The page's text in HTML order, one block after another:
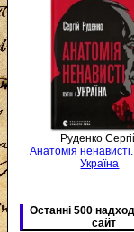
Руденко
Анатомія ненависті.
Україна
Останні 500
сайт